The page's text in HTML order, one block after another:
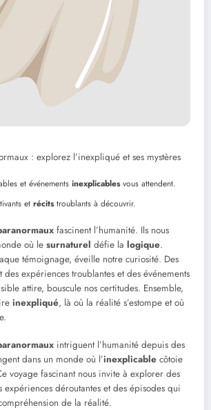
: explorez l’inexpliqué et ses mystères
et événements inexplicablesvous attendent.
et récitstroublants à découvrir.
fascinent l’humanité. Ils nous
où le surnaturel défie la logique.
témoignage, éveille notre curiosité. Des
des expériences troublantes et des événements
attire, bouscule nos certitudes. Ensemble,
inexpliqué, là où la réalité s’estompe et où
intriguent l’humanité depuis des
dans un monde où l’inexplicable côtoie
voyage fascinant nous invite à explorer des
expériences déroutantes et des épisodes qui
de la réalité.